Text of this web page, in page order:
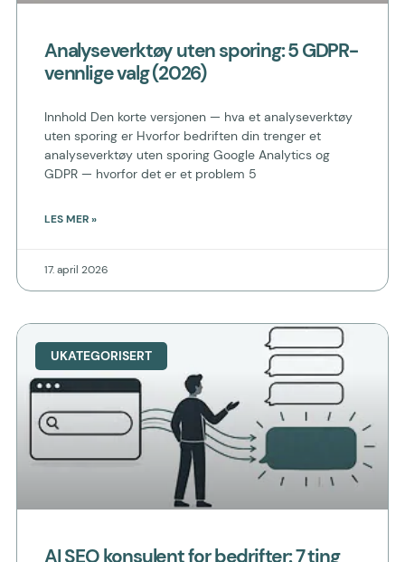
Analyseverktøy uten sporing: 5 GDPR-
vennlige valg (2026)
Innhold Den korte versjonen — hva et analyseverktøy
uten sporing er Hvorfor bedriften din trenger et
analyseverktøy uten sporing Google Analytics og
GDPR — hvorfor det er et problem 5
LES MER »
17. april 2026
UKATEGORISERT
AI SEO konsulent for bedrifter: 7 ting